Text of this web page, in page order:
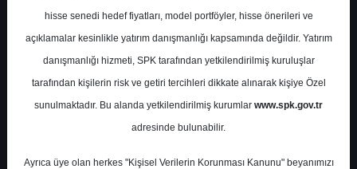
Ana Sayfa
Raporlar
Yapı Kredi Yatırım
Rapor Detay
PETKM - Hedef Fiyat
Raporu
hisse senedi hedef fiyatları, model portföyler, hisse önerileri ve
açıklamalar kesinlikle yatırım danışmanlığı kapsamında değildir. Yatırım
danışmanlığı hizmeti, SPK tarafından yetkilendirilmiş kuruluşlar
tarafından kişilerin risk ve getiri tercihleri dikkate alınarak kişiye Özel
sunulmaktadır. Bu alanda yetkilendirilmiş kurumlar www.spk.gov.tr
adresinde bulunabilir.
Ayrıca üye olan herkes "Kişisel Verilerin Korunması Kanunu" beyanımızı